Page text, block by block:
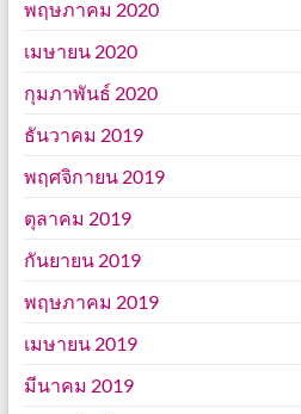
พฤษภาคม 2020
เมษายน 2020
กุมภาพันธ์ 2020
ธันวาคม 2019
พฤศจิกายน 2019
ตุลาคม 2019
กันยายน 2019
พฤษภาคม 2019
เมษายน 2019
มีนาคม 2019